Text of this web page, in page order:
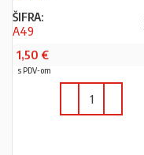
ŠIFRA:
A49
1,50 €
s PDV-om